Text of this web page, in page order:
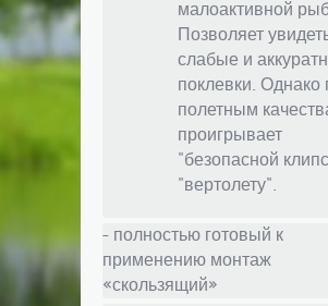
малоактивной
Позволяет
слабые и
поклевки. Однако
полетным
проигрывает
"безопасной
"вертолету".
- полностью готовый к
применению монтаж
«скользящий»